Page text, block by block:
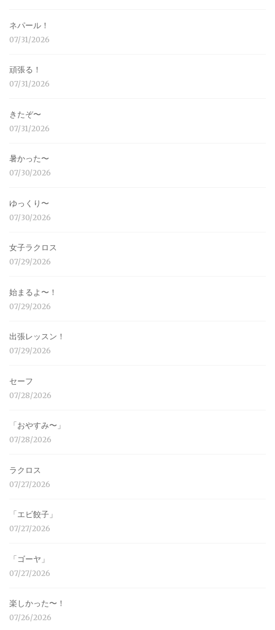
ネパール！
07/31/2026
頑張る！
07/31/2026
きたぞ〜
07/31/2026
暑かった〜
07/30/2026
ゆっくり〜
07/30/2026
女子ラクロス
07/29/2026
始まるよ〜！
07/29/2026
出張レッスン！
07/29/2026
セーフ
07/28/2026
「おやすみ〜」
07/28/2026
ラクロス
07/27/2026
「エビ餃子」
07/27/2026
「ゴーヤ」
07/27/2026
楽しかった〜！
07/26/2026